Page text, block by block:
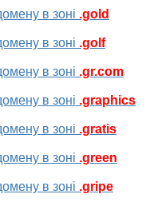
в зоні .gold
в зоні .golf
в зоні .gr.com
в зоні .graphics
в зоні .gratis
в зоні .green
в зоні .gripe